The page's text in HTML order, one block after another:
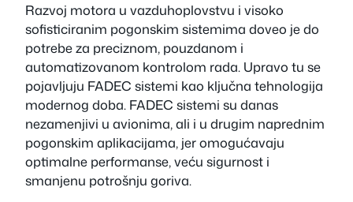
Razvoj motora u vazduhoplovstvu i visoko
sofisticiranim pogonskim sistemima doveo je do
potrebe za preciznom, pouzdanom i
automatizovanom kontrolom rada. Upravo tu se
pojavljuju FADEC sistemi kao ključna tehnologija
modernog doba. FADEC sistemi su danas
nezamenjivi u avionima, ali i u drugim naprednim
pogonskim aplikacijama, jer omogućavaju
optimalne performanse, veću sigurnost i
smanjenu potrošnju goriva.